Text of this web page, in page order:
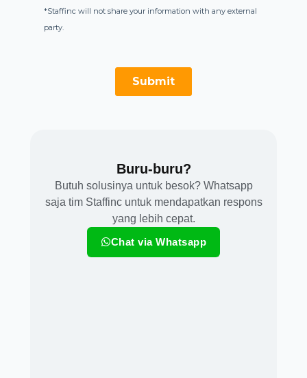
Buru-buru?​
Butuh solusinya untuk besok? Whatsapp
saja tim Staffinc untuk mendapatkan respons
yang lebih cepat.
Chat via Whatsapp